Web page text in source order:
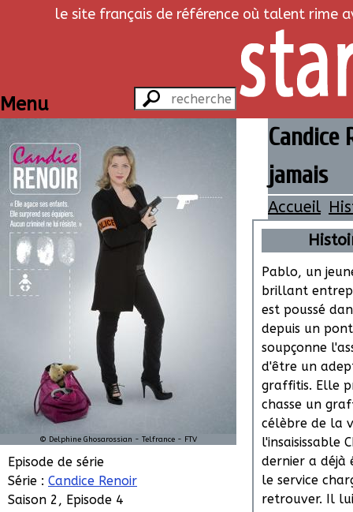
le site français de référence où talent rime
Menu
© Delphine Ghosarossian - Telfrance - FTV
Episode de série
Série : Candice Renoir
Saison 2, Episode 4
Candice
jamais
Accueil
Pablo, un
brillant
est poussé
depuis un
soupçonne
d'être un
graffitis. Elle
chasse un
célèbre de la
l'insaisissable
dernier a déjà
le service
retrouver. Il